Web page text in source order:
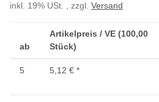
inkl. 19% USt. , zzgl. Versand
ab
Artikelpreis / VE (100,00
Stück)
5 5,12 € *